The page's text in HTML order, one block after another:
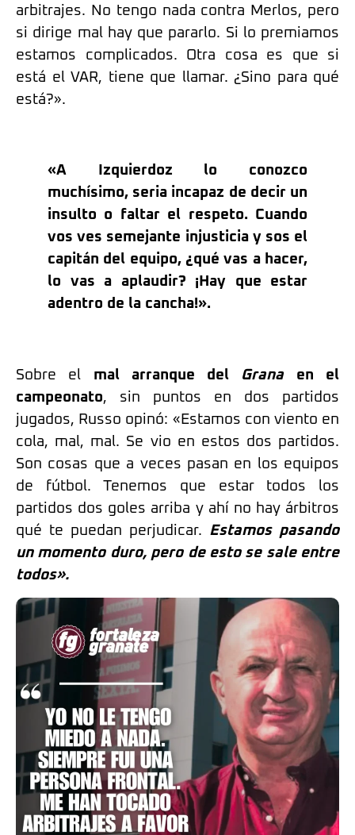
arbitrajes. No tengo nada contra Merlos, pero
si dirige mal hay que pararlo. Si lo premiamos
estamos complicados. Otra cosa es que si
está el VAR, tiene que llamar. ¿Sino para qué
está?».
«A Izquierdoz lo conozco
muchísimo, seria incapaz de decir un
insulto o faltar el respeto. Cuando
vos ves semejante injusticia y sos el
capitán del equipo, ¿qué vas a hacer,
lo vas a aplaudir? ¡Hay que estar
adentro de la cancha!».
Sobre el mal arranque del Grana en el
campeonato, sin puntos en dos partidos
jugados, Russo opinó: «Estamos con viento en
cola, mal, mal. Se vio en estos dos partidos.
Son cosas que a veces pasan en los equipos
de fútbol. Tenemos que estar todos los
partidos dos goles arriba y ahí no hay árbitros
qué te puedan perjudicar. Estamos pasando
un momento duro, pero de esto se sale entre
todos».